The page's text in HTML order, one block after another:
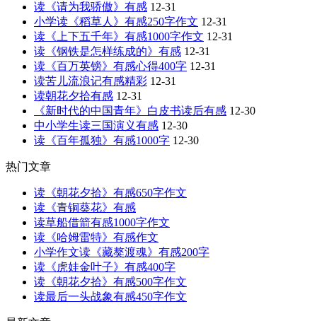
读《请为我骄傲》有感 12-31
小学读《稻草人》有感250字作文 12-31
读《上下五千年》有感1000字作文 12-31
读《钢铁是怎样练成的》有感 12-31
读《百万英镑》有感心得400字 12-31
读苦儿流浪记有感精彩 12-31
读朝花夕拾有感 12-31
《新时代的中国青年》白皮书读后有感 12-30
中小学生读三国演义有感 12-30
读《百年孤独》有感1000字 12-30
热门文章
读《朝花夕拾》有感650字作文
读《青铜葵花》有感
读草船借箭有感1000字作文
读《哈姆雷特》有感作文
小学作文读《藏獒渡魂》有感200字
读《虎娃金叶子》有感400字
读《朝花夕拾》有感500字作文
读最后一头战象有感450字作文